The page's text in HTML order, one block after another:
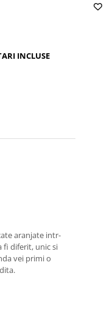
INCLUSE
aranjate intr-
fi diferit, unic si
vei primi o